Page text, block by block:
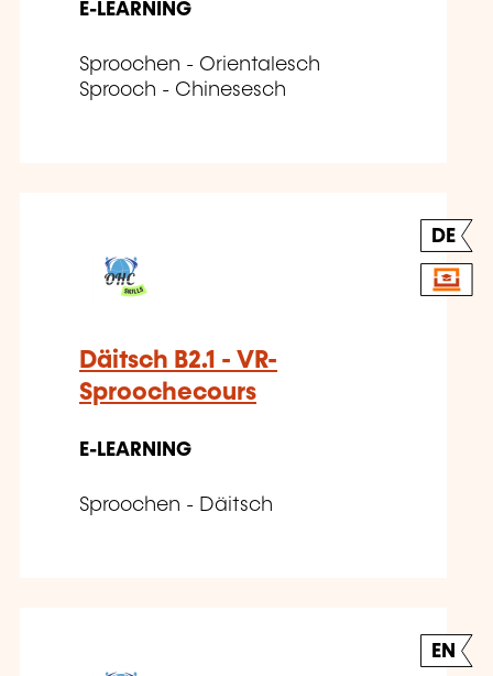
E-LEARNING
Sproochen - Orientalesch
Sprooch - Chinesesch
DE
Däitsch B2.1 - VR-
Sproochecours
E-LEARNING
Sproochen - Däitsch
EN